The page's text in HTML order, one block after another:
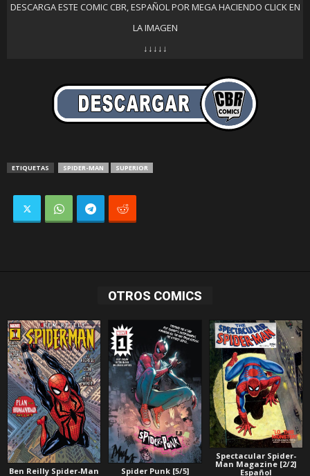
DESCARGA ESTE COMIC CBR, ESPAÑOL POR MEGA HACIENDO CLICK EN
LA IMAGEN
↓↓↓↓↓
ETIQUETAS SPIDER-MAN SUPERIOR
OTROS COMICS
Ben Reilly Spider-Man
Spider Punk [5/5]
Spectacular Spider-
Man Magazine [2/2]
Español